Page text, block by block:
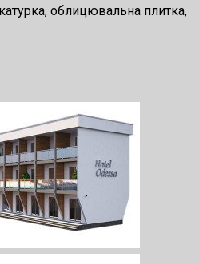
облицювальна плитка,